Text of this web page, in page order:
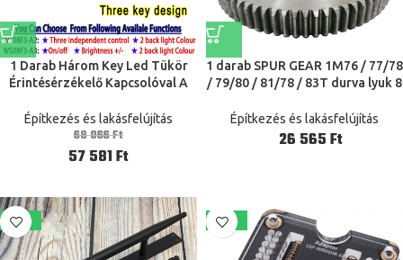
1 Darab Három Key Led Tükör
Érintésérzékelő Kapcsolóval A
Bluetooth Vagy A Köd
Eltávolításának Opcionális
Funkciói
Építkezés és lakásfelújítás
68 066Ft
57 581Ft
1 darab SPUR GEAR 1M76 / 77/78
/ 79/80 / 81/78 / 83T durva lyuk 8
acél anyag motorhajtómű teljes
magasság 10mm
Építkezés és lakásfelújítás
Ft
-23% -20%